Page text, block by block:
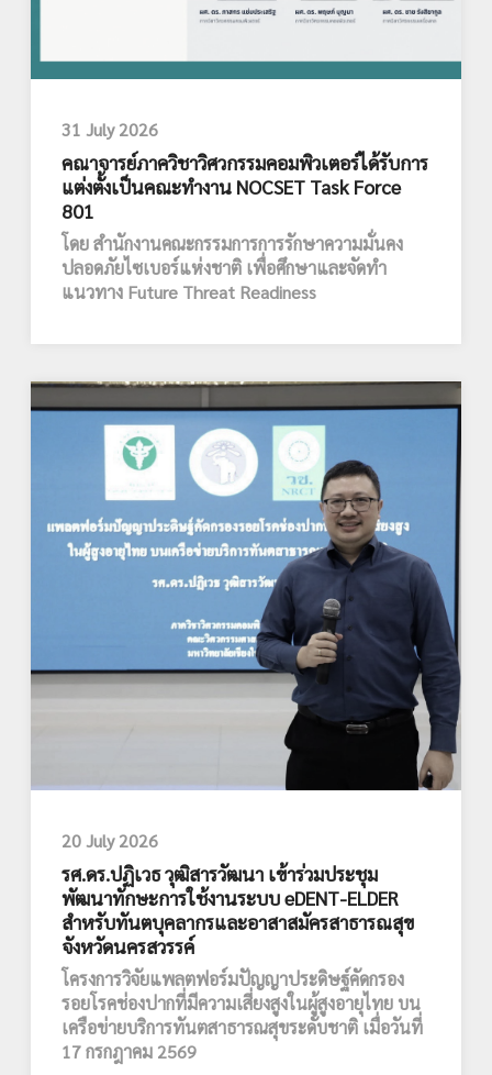
31 July 2026
คณาจารย์ภาควิชาวิศวกรรมคอมพิวเตอร์ได้รับการ
แต่งตั้งเป็นคณะทำงาน NOCSET Task Force
801
โดย สำนักงานคณะกรรมการการรักษาความมั่นคง
ปลอดภัยไซเบอร์แห่งชาติ เพื่อศึกษาและจัดทำ
แนวทาง Future Threat Readiness
20 July 2026
รศ.ดร.ปฏิเวธ วุฒิสารวัฒนา เข้าร่วมประชุม
พัฒนาทักษะการใช้งานระบบ eDENT-ELDER
สำหรับทันตบุคลากรและอาสาสมัครสาธารณสุข
จังหวัดนครสวรรค์
โครงการวิจัยแพลตฟอร์มปัญญาประดิษฐ์คัดกรอง
รอยโรคช่องปากที่มีความเสี่ยงสูงในผู้สูงอายุไทย บน
เครือข่ายบริการทันตสาธารณสุขระดับชาติ เมื่อวันที่
17 กรกฎาคม 2569